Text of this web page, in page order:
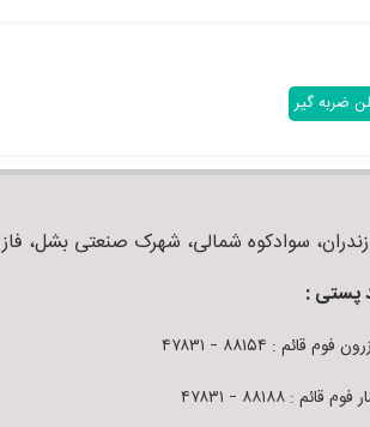
ضربه گیر
سوادکوه شمالی، شهرک صنعتی بشل، فاز ۱ ،گروه صنعتی مازرون فوم
پستی :
فوم قائم : ۸۸۱۵۴ – ۴۷۸۳۱
قائم : ۸۸۱۸۸ – ۴۷۸۳۱